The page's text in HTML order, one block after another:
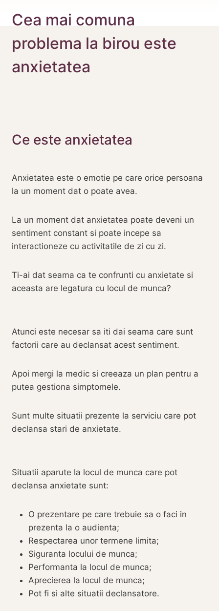
Cea mai comuna
problema la birou este
anxietatea
Ce este anxietatea
Anxietatea este o emotie pe care orice persoana
la un moment dat o poate avea.
La un moment dat anxietatea poate deveni un
sentiment constant si poate incepe sa
interactioneze cu activitatile de zi cu zi.
Ti-ai dat seama ca te confrunti cu anxietate si
aceasta are legatura cu locul de munca?
Atunci este necesar sa iti dai seama care sunt
factorii care au declansat acest sentiment.
Apoi mergi la medic si creeaza un plan pentru a
putea gestiona simptomele.
Sunt multe situatii prezente la serviciu care pot
declansa stari de anxietate.
Situatii aparute la locul de munca care pot
declansa anxietate sunt:
O prezentare pe care trebuie sa o faci in
prezenta la o audienta;
Respectarea unor termene limita;
Siguranta locului de munca;
Performanta la locul de munca;
Aprecierea la locul de munca;
Pot fi si alte situatii declansatore.